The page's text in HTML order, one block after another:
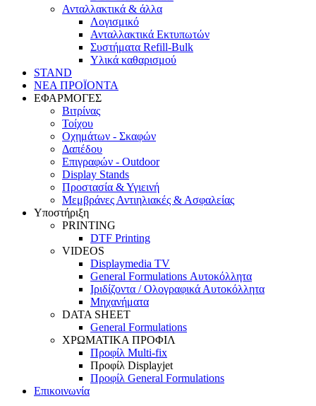
Ανταλλακτικά & άλλα
Λογισμικό
Ανταλλακτικά Εκτυπωτών
Συστήματα Refill-Bulk
Υλικά καθαρισμού
STAND
ΝΕΑ ΠΡΟΪΟΝΤΑ
ΕΦΑΡΜΟΓΕΣ
Βιτρίνας
Τοίχου
Οχημάτων - Σκαφών
Δαπέδου
Επιγραφών - Outdoor
Display Stands
Προστασία & Υγιεινή
Μεμβράνες Αντιηλιακές & Ασφαλείας
Υποστήριξη
PRINTING
DTF Printing
VIDEOS
Displaymedia TV
General Formulations Αυτοκόλλητα
Ιριδίζοντα / Ολογραφικά Αυτοκόλλητα
Μηχανήματα
DATA SHEET
General Formulations
ΧΡΩΜΑΤΙΚΑ ΠΡΟΦΙΛ
Προφίλ Multi-fix
Προφίλ Displayjet
Προφίλ General Formulations
Επικοινωνία